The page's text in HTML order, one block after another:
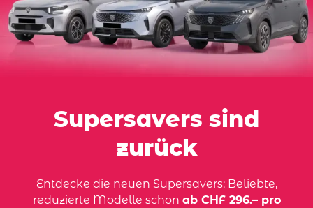
Supersavers sind
zurück
Entdecke die neuen Supersavers: Beliebte,
reduzierte Modelle schon ab CHF 296.– pro